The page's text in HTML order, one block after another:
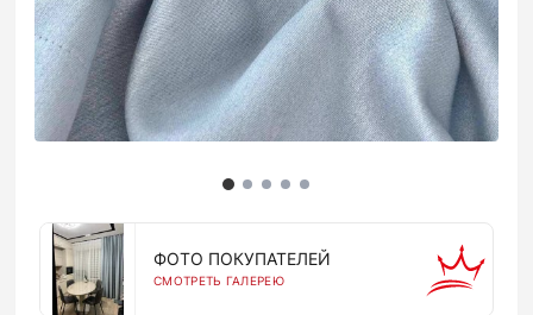
ФОТО ПОКУПАТЕЛЕЙ
СМОТРЕТЬ ГАЛЕРЕЮ